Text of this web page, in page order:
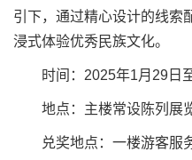
引下，通过精心设计的线索
浸式体验优秀民族文化。
时间：2025年1月29日至
地点：主楼常设陈列展
兑奖地点：一楼游客服